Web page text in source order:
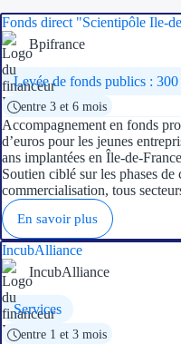
Fonds direct "Scientipôle Ile-
Bpifrance
Levée de fonds publics :
entre 3 et 6 mois
Accompagnement en fonds
d’euros pour les jeunes
ans implantées en Île-de-
Soutien ciblé sur les phases
commercialisation, tous
En savoir plus
IncubAlliance
IncubAlliance
Services
entre 1 et 3 mois